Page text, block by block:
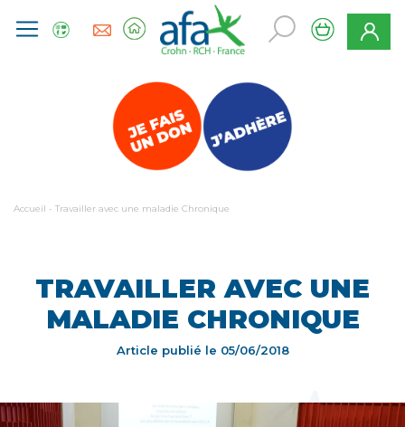
Accueil - Travailler avec une maladie Chronique
TRAVAILLER AVEC UNE
MALADIE CHRONIQUE
Article publié le 05/06/2018